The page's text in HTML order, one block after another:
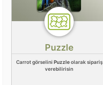
Puzzle
Carrot görselini Puzzleolarak sipariş
verebilirisin